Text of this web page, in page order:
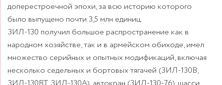
доперестроечной эпохи, за всю историю которого
было выпущено почти 3,5 млн единиц.
ЗИЛ-130 получил большое распространение как в
народном хозяйстве, так и в армейском обиходе, имел
множество серийных и опытных модификаций, включая
несколько седельных и бортовых тягачей (ЗИЛ-130В,